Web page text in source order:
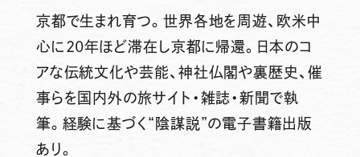
京都で生まれ育つ。世界各地を周遊、欧米中
心に20年ほど滞在し京都に帰還。日本のコ
アな伝統文化や芸能、神社仏閣や裏歴史、催
事らを国内外の旅サイト・雑誌・新聞で執
筆。経験に基づく“陰謀説”の電子書籍出版
あり。